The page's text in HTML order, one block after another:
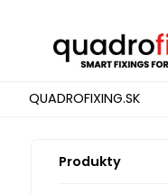
QUADROFIXING.SK
Produkty